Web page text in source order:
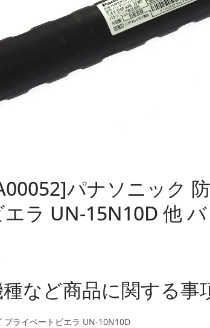
パナソニック
ラ UN-15N10D 他
など商品に関する事
プライベートビエラ UN-10N10D